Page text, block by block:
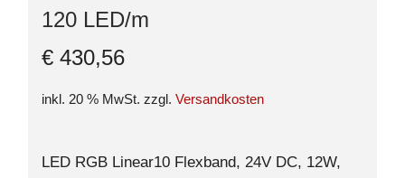
120 LED/m
€ 430,56
inkl. 20 % MwSt. zzgl. Versandkosten
LED RGB Linear10 Flexband, 24V DC, 12W,